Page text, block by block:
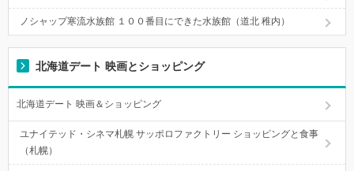
ノシャップ寒流水族館 １００番目にできた水族館（道北 稚内）
北海道デート 映画とショッピング
北海道デート 映画＆ショッピング
ユナイテッド・シネマ札幌 サッポロファクトリー ショッピングと食事
（札幌）